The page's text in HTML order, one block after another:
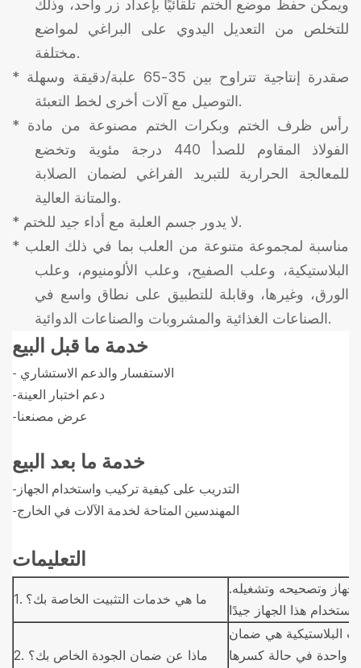
ويمكن حفظ موضع الختم تلقائيًا بإعداد زر واحد، وذلك
للتخلص من التعديل اليدوي على البراغي لمواضع
مختلفة.
* ص
قدرة إنتاجية تتراوح بين 35-65 علبة/دقيقة وسهلة
التوصيل مع آلات أخرى لخط التعبئة.
* رأس ظرف الختم وبكرات الختم مصنوعة من مادة
الفولاذ المقاوم للصدأ 440 درجة مئوية وتخضع
للمعالجة الحرارية للتبريد الفراغي لضمان الصلابة
والمتانة العالية.
*
لا يدور جسم العلبة مع أداء جيد للختم.
* مناسبة لمجموعة متنوعة من العلب بما في ذلك العلب
البلاستيكية، وعلب الصفيح، وعلب الألومنيوم، وعلب
الورق، وغيرها، وقابلة للتطبيق على نطاق واسع في
الصناعات الغذائية والمشروبات والصناعات الدوائية.
خدمة ما قبل البيع
- الاستفسار والدعم الاستشاري
-دعم اختبار العينة
-عرض مصنعنا
خدمة ما بعد البيع
-التدريب على كيفية تركيب واستخدام الجهاز
-المهندسين المتاحة لخدمة الآلات في الخارج
التعليمات
1. ما هي خدمات التثبيت الخاصة بك؟
وتصحيحه وتشغيله.
2. ماذا عن ضمان الجودة الخاص بك؟
البلاستيكية هي ضمان
واحدة في حالة كسرها